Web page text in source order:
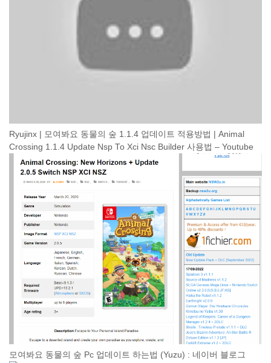
Ryujinx | 모여봐요 동물의 숲 1.1.4 업데이트 적용방법 | Animal
Crossing 1.1.4 Update Nsp To Xci Nsc Builder 사용법 – Youtube
모여봐요 동물의 숲 Pc 업데이트 하는법 (Yuzu) : 네이버 블로그